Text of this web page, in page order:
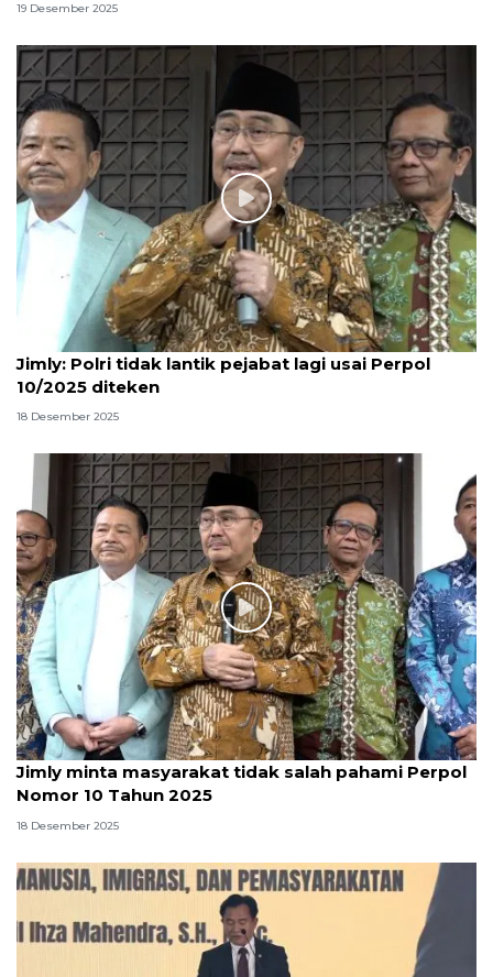
19 Desember 2025
Jimly: Polri tidak lantik pejabat lagi usai Perpol
10/2025 diteken
18 Desember 2025
Jimly minta masyarakat tidak salah pahami Perpol
Nomor 10 Tahun 2025
18 Desember 2025